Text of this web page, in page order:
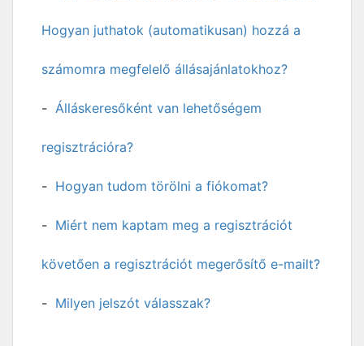
Hogyan juthatok (automatikusan) hozzá a
számomra megfelelő állásajánlatokhoz?
Álláskeresőként van lehetőségem
regisztrációra?
Hogyan tudom törölni a fiókomat?
Miért nem kaptam meg a regisztrációt
követően a regisztrációt megerősítő e-mailt?
Milyen jelszót válasszak?